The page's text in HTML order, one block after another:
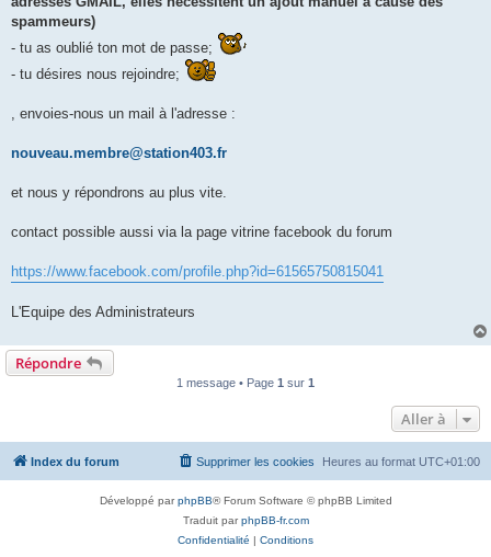
spammeurs)
- tu as oublié ton mot de passe;
- tu désires nous rejoindre;
, envoies-nous un mail à l'adresse :
nouveau.membre@station403.fr
et nous y répondrons au plus vite.
contact possible aussi via la page vitrine facebook du forum
https://www.facebook.com/profile.php?id=61565750815041
L'Equipe des Administrateurs
Répondre
1 message • Page 1 sur 1
Aller à
Index du forum Heures au format UTC+01:00
Supprimer les cookies
Développé parphpBB® Forum Software © phpBB Limited
Traduit parphpBB-fr.com
Confidentialité | Conditions